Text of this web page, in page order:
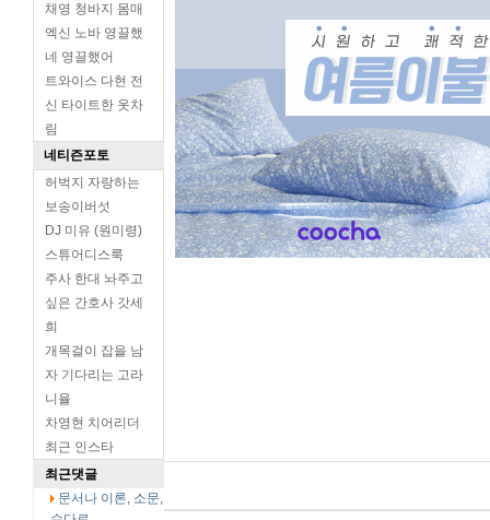
채영 청바지 몸매
엑신 노바 영끌했
네 영끌했어
트와이스 다현 전
신 타이트한 옷차
림
네티즌포토
허벅지 자랑하는
보송이버섯
DJ 미유 (원미령)
스튜어디스룩
주사 한대 놔주고
싶은 간호사 갓세
희
개목걸이 잡을 남
자 기다리는 고라
니율
차영현 치어리더
최근 인스타
최근댓글
문서나 이론, 소문,